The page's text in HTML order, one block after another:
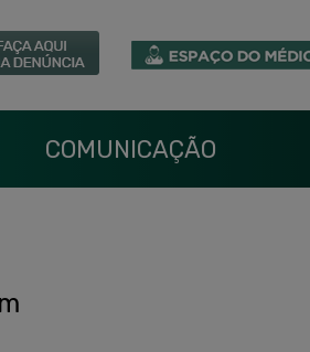
COMUNICAÇÃO